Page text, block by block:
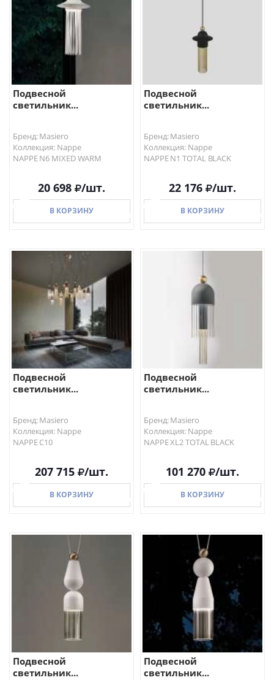
Подвесной
светильник...
Бренд: Masiero
Коллекция: Nappe
NAPPE N6 MIXED WARM
20 698 /шт.
В КОРЗИНУ
Подвесной
светильник...
Бренд: Masiero
Коллекция: Nappe
NAPPE N1 TOTAL BLACK
22 176 /шт.
В КОРЗИНУ
В КОРЗИНУ
Подвесной
светильник...
Бренд: Masiero
Коллекция: Nappe
NAPPE C10
207 715 /шт.
В КОРЗИНУ
В КОРЗИНУ
Подвесной
светильник...
Бренд: Masiero
Коллекция: Nappe
NAPPE XL2 TOTAL BLACK
101 270 /шт.
В КОРЗИНУ
В КОРЗИНУ
Подвесной
светильник...
Подвесной
светильник...